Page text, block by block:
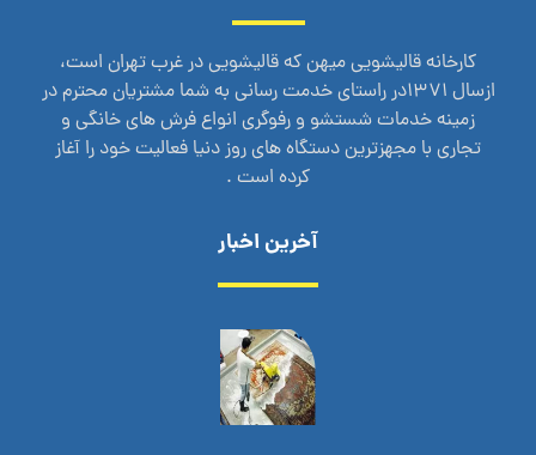
کارخانه قالیشویی میهن که قالیشویی در غرب تهران است،
ازسال 1371در راستای خدمت رسانی به شما مشتریان محترم در
زمینه خدمات شستشو و رفوگری انواع فرش های خانگی و
تجاری با مجهزترین دستگاه های روز دنیا فعالیت خود را آغاز
کرده است .
آخرین اخبار